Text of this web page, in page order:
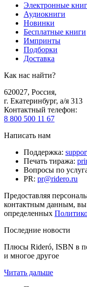
Электронные
Аудиокниги
Новинки
Бесплатные книги
Импринты
Подборки
Доставка
Как нас найти?
620027, Россия,
г. Екатеринбург, а/я 313
Контактный телефон:
8 800 500 11 67
Написать нам
Поддержка:
Печать тиража:
Вопросы по
PR: pr@ridero.ru
Предоставляя
контактным данным, вы
определенных
Последние новости
Плюсы Rideró, ISBN в
и многое другое
Читать дальше